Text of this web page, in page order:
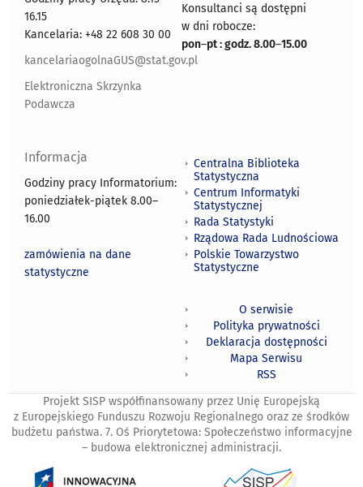
16.15
Kancelaria: +48 22 608 30 00
kancelariaogolnaGUS@stat.gov.pl
Elektroniczna Skrzynka
Podawcza
Konsultanci są dostępni
w dni robocze:
pon–pt : godz. 8.00–15.00
Informacja
Godziny pracy Informatorium:
poniedziałek-piątek 8.00–
16.00
zamówienia na dane
statystyczne
Centralna Biblioteka
Statystyczna
Centrum Informatyki
Statystycznej
Rada Statystyki
Rządowa Rada Ludnościowa
Polskie Towarzystwo
Statystyczne
O serwisie
Polityka prywatności
Deklaracja dostępności
Mapa Serwisu
RSS
Projekt SISP współfinansowany przez Unię Europejską
z Europejskiego Funduszu Rozwoju Regionalnego oraz ze środków
budżetu państwa. 7. Oś Priorytetowa: Społeczeństwo informacyjne
– budowa elektronicznej administracji.